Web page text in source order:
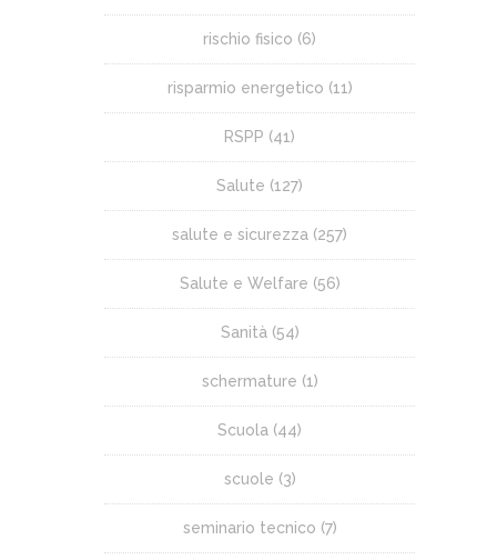
rischio fisico (6)
risparmio energetico (11)
RSPP (41)
Salute (127)
salute e sicurezza (257)
Salute e Welfare (56)
Sanità (54)
schermature (1)
Scuola (44)
scuole (3)
seminario tecnico (7)